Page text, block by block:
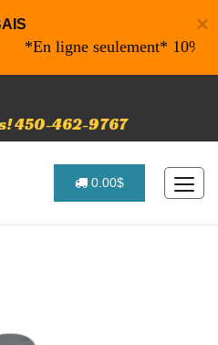
×
*En ligne seulement* 10% de
450-462-9767
0.00$